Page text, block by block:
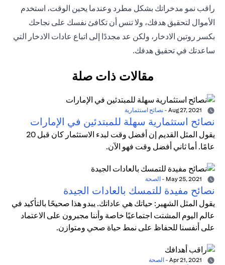
راقب نمو مدخراتك بشكل مطرد وعندما يحين الوقت، استخدم
الأموال لتحقيق هدفك، ولا تنس أن تكافئ نفسك على نجاحك
بكسر روتين الادخار، ولكن عد مجددًا إلى اتباع عادات الادخار التي
ساعدتك في تحقيق هدفك.
مقالات ذات صلة
- نصائح استثمارية
نصائح استثمارية سهلة للمبتدئين في الإمارات
يقول المثل القديم إن أفضل وقت لبدء الاستثمار كان قبل 20
عامًا. أما ثاني أفضل وقت فهو الآن.
- الصحة
نصائح مفيدة للتمسك بالعادات الجيدة
يقول المثل الشهير: حياتك هي عاداتك. يبدو هذا صحيحًا بالتأكيد في
عالم اليوم المشتت اجتماعيًا خاصة وأننا مجبرون على الاعتماد
على أنفسنا للحفاظ على نمط حياة صحي ومتوازن.
- الصحة